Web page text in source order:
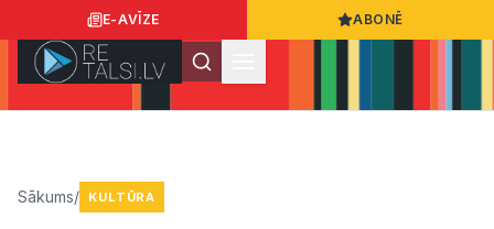
E-AVĪZE ABONĒ
Sākums/ KULTŪRA